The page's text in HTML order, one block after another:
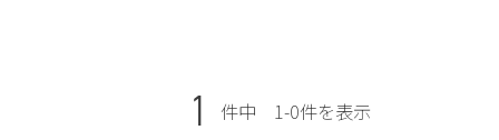
1 件中 1-0件を表示